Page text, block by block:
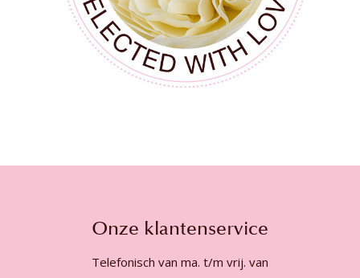
Onze klantenservice
Telefonisch van ma. t/m vrij. van